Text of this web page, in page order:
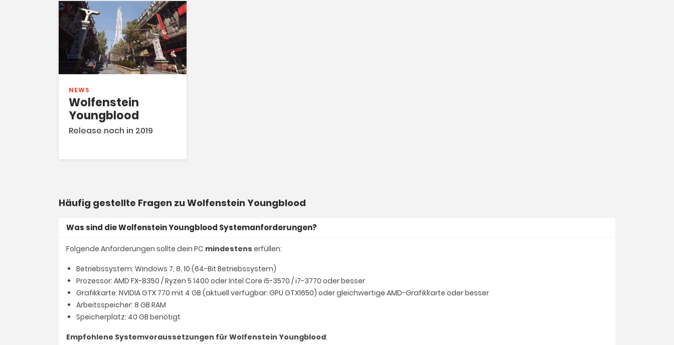
NEWS
Wolfenstein
Youngblood
Release noch in 2019
Häufig gestellte Fragen zu Wolfenstein Youngblood
Was sind die Wolfenstein Youngblood Systemanforderungen?
Folgende Anforderungen sollte dein PC mindestens erfüllen:
Betriebssystem: Windows 7, 8, 10 (64-Bit Betriebssystem)
Prozessor: AMD FX-8350 / Ryzen 5 1400 oder Intel Core i5-3570 / i7-3770 oder besser
Grafikkarte: NVIDIA GTX 770 mit 4 GB (aktuell verfügbar: GPU GTX1650) oder gleichwertige AMD-Grafikkarte oder besser
Arbeitsspeicher: 8 GB RAM
Speicherplatz: 40 GB benötigt
Empfohlene Systemvoraussetzungen für Wolfenstein Youngblood: